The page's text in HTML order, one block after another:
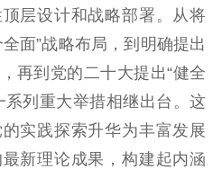
层设计和战略部署。从将
面”战略布局，到明确提出
再到党的二十大提出“健全
系列重大举措相继出台。这
实践探索升华为丰富发展
新理论成果，构建起内涵